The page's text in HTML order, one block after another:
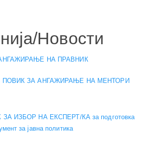
Новости
НА ПРАВНИК
ПОВИК ЗА АНГАЖИРАЊЕ НА МЕНТОРИ
ЗА ИЗБОР НА ЕКСПЕРТ/КА за подготовка
за јавна политика